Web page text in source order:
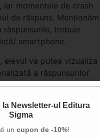
momentele de crash
de răspuns. Menționăm
trebuie
smartphone.
elevul va putea vizualiza
a răspunsurilor
testul, elevul trebuie să
de navigare ale
la Newsletter-ul Editura
Sigma
un cupon de -10%!